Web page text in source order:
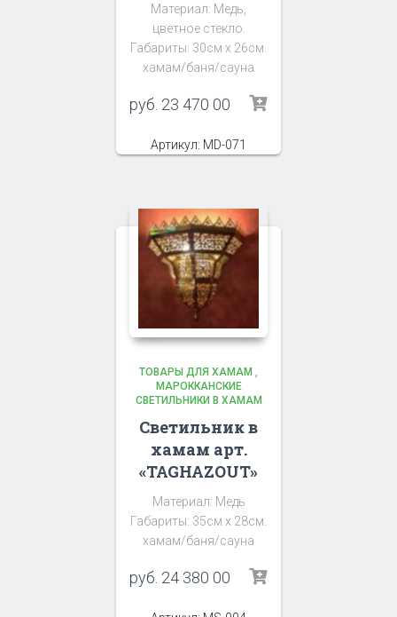
Материал: Медь,
цветное стекло.
Габариты: 30см х 26см.
хамам/баня/сауна
руб. 23 470 00
Артикул: MD-071
ТОВАРЫ ДЛЯ ХАМАМ
МАРОККАНСКИЕ
СВЕТИЛЬНИКИ В ХАМАМ
Светильник в
хамам арт.
«TAGHAZOUT»
Материал: Медь
Габариты: 35см х 28см.
хамам/баня/сауна
руб. 24 380 00